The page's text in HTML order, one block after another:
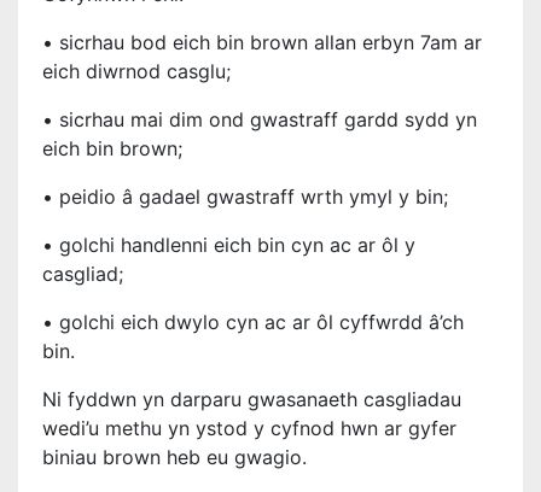
• sicrhau bod eich bin brown allan erbyn 7am ar
eich diwrnod casglu;
• sicrhau mai dim ond gwastraff gardd sydd yn
eich bin brown;
• peidio â gadael gwastraff wrth ymyl y bin;
• golchi handlenni eich bin cyn ac ar ôl y
casgliad;
• golchi eich dwylo cyn ac ar ôl cyffwrdd â’ch
bin.
Ni fyddwn yn darparu gwasanaeth casgliadau
wedi’u methu yn ystod y cyfnod hwn ar gyfer
biniau brown heb eu gwagio.